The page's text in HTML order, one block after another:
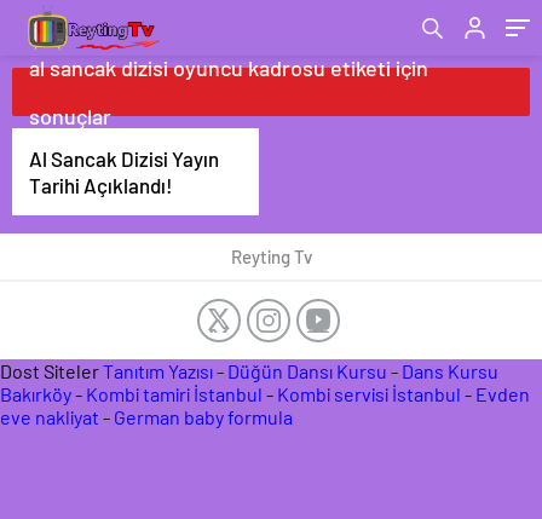
al sancak dizisi oyuncu kadrosu etiketi için
sonuçlar
Al Sancak Dizisi Yayın
Tarihi Açıklandı!
Reyting Tv
Dost SitelerTanıtım Yazısı- Düğün Dansı Kursu - Dans Kursu
Bakırköy- Kombi tamiri İstanbul - Kombi servisi İstanbul - Evden
eve nakliyat - German baby formula